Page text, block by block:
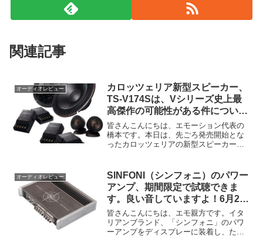
関連記事
オーディオレビュー
カロッツェリア新型スピーカー、
TS-V174Sは、Vシリーズ史上最
高傑作の可能性がある件につい
て。
皆さんこんにちは、エモーション代表の
橋本です。本日は、先ごろ発売開始とな
ったカロッツェリアの新型スピーカー、
早くにご購入、装着されるお客様がいら
っしゃいましたの...
オーディオレビュー
SINFONI（シンフォニ）のパワー
アンプ、期間限定で試聴できま
す。良い音していますよ！6月25
日まで。
皆さんこんにちは、エモ親方です。イタ
リアンブランド、「シンフォニ」のパワ
ーアンプをディスプレーに装着し、ただ